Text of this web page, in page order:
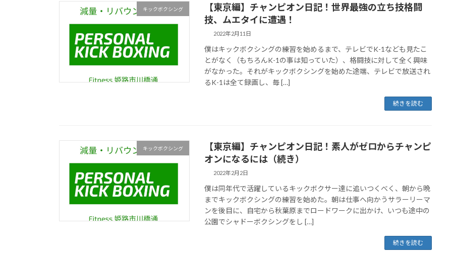
キックボクシング
【東京編】チャンピオン日記！世界最強の立ち技格闘
技、ムエタイに遭遇！
2022年2月11日
僕はキックボクシングの練習を始めるまで、テレビでK-1なども見たこ
とがなく（もちろんK-1の事は知っていた）、格闘技に対して全く興味
がなかった。それがキックボクシングを始めた途端、テレビで放送され
るK-1は全て録画し、毎 […]
続きを読む
キックボクシング
【東京編】チャンピオン日記！素人がゼロからチャンピ
オンになるには（続き）
2022年2月2日
僕は同年代で活躍しているキックボクサー達に追いつくべく、朝から晩
までキックボクシングの練習を始めた。朝は仕事へ向かうサラーリーマ
ンを後目に、自宅から秋葉原までロードワークに出かけ、いつも途中の
公園でシャドーボクシングをし […]
続きを読む